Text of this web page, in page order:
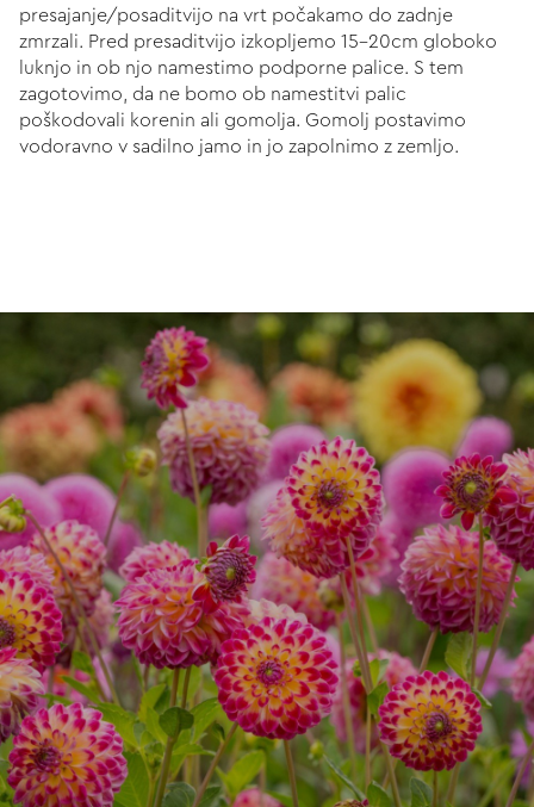
presajanje/posaditvijo na vrt počakamo do zadnje
zmrzali. Pred presaditvijo izkopljemo 15-20cm globoko
luknjo in ob njo namestimo podporne palice. S tem
zagotovimo, da ne bomo ob namestitvi palic
poškodovali korenin ali gomolja. Gomolj postavimo
vodoravno v sadilno jamo in jo zapolnimo z zemljo.